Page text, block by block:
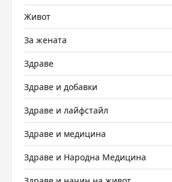
Живот
За жената
Здраве
Здраве и добавки
Здраве и лайфстайл
Здраве и медицина
Здраве и Народна Медицина